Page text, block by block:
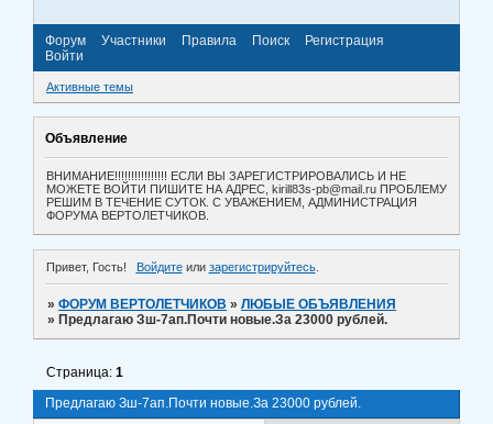
Форум Участники Правила Поиск
Регистрация
Войти
Активные темы
Объявление
ВНИМАНИЕ!!!!!!!!!!!!!!!! ЕСЛИ ВЫ ЗАРЕГИСТРИРОВАЛИСЬ И НЕ
МОЖЕТЕ ВОЙТИ ПИШИТЕ НА АДРЕС, kirill83s-pb@mail.ru ПРОБЛЕМУ
РЕШИМ В ТЕЧЕНИЕ СУТОК. С УВАЖЕНИЕМ, АДМИНИСТРАЦИЯ
ФОРУМА ВЕРТОЛЕТЧИКОВ.
Привет, Гость! Войдитеили зарегистрируйтесь.
»ФОРУМ ВЕРТОЛЕТЧИКОВ »ЛЮБЫЕ ОБЪЯВЛЕНИЯ
» Предлагаю Зш-7ап.Почти новые.За 23000 рублей.
Предлагаю Зш-7ап.Почти новые.За 23000 рублей.
Страница:1